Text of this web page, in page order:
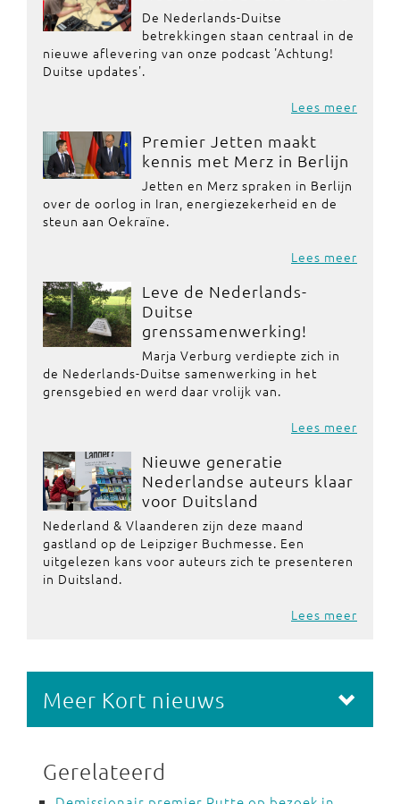
De Nederlands-Duitse
betrekkingen staan centraal in de
nieuwe aflevering van onze podcast 'Achtung!
Duitse updates'.
Lees meer
Premier Jetten maakt
kennis met Merz in Berlijn
Jetten en Merz spraken in Berlijn
over de oorlog in Iran, energiezekerheid en de
steun aan Oekraïne.
Lees meer
Leve de Nederlands-
Duitse
grenssamenwerking!
Marja Verburg verdiepte zich in
de Nederlands-Duitse samenwerking in het
grensgebied en werd daar vrolijk van.
Lees meer
Nieuwe generatie
Nederlandse auteurs klaar
voor Duitsland
Nederland & Vlaanderen zijn deze maand
gastland op de Leipziger Buchmesse. Een
uitgelezen kans voor auteurs zich te presenteren
in Duitsland.
Lees meer
Meer Kort nieuws
Gerelateerd